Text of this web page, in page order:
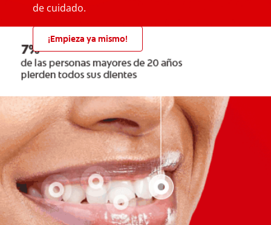
de cuidado.
¡Empieza ya mismo!